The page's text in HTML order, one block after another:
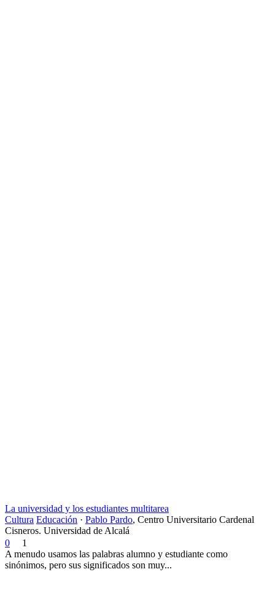
La universidad y los estudiantes multitarea
Cultura Educación · Pablo Pardo, Centro Universitario Cardenal
Cisneros. Universidad de Alcalá
0
1
A menudo usamos las palabras alumno y estudiante como
sinónimos, pero sus significados son muy...